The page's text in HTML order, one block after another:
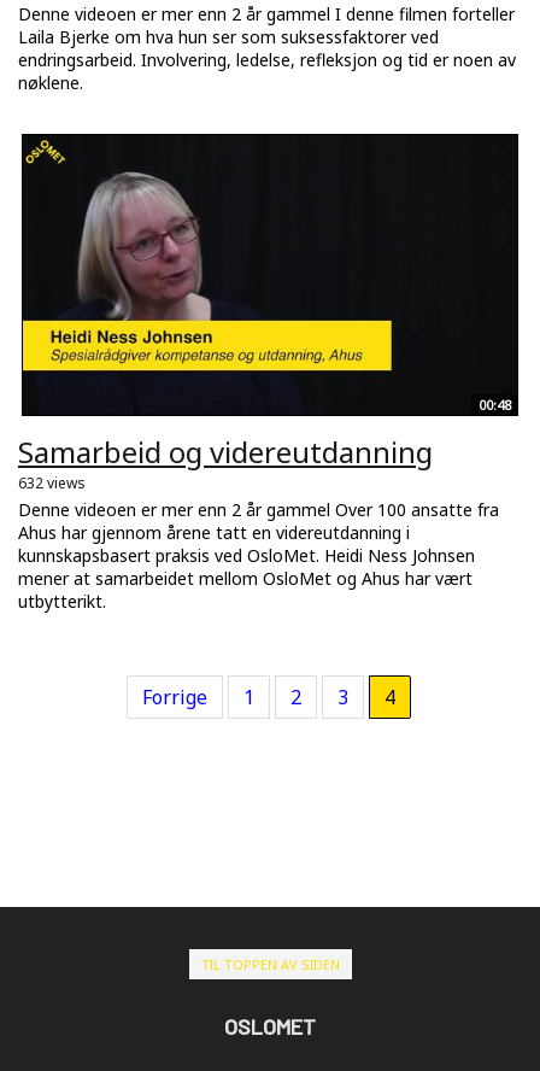
Denne videoen er mer enn 2 år gammel I denne filmen forteller
Laila Bjerke om hva hun ser som suksessfaktorer ved
endringsarbeid. Involvering, ledelse, refleksjon og tid er noen av
nøklene.
00:48
Samarbeid og videreutdanning
632 views
Denne videoen er mer enn 2 år gammel Over 100 ansatte fra
Ahus har gjennom årene tatt en videreutdanning i
kunnskapsbasert praksis ved OsloMet. Heidi Ness Johnsen
mener at samarbeidet mellom OsloMet og Ahus har vært
utbytterikt.
Forrige 1 2 3 4
TIL TOPPEN AV SIDEN
OSLOMET